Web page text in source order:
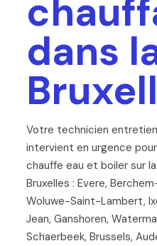
dans
Votre technicien
intervient en urgence
chauffe eau et boiler sur
Bruxelles : Evere,
Woluwe-Saint-Lambert,
Jean, Ganshoren,
Schaerbeek, Brussels,